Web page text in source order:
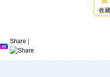
收
Share